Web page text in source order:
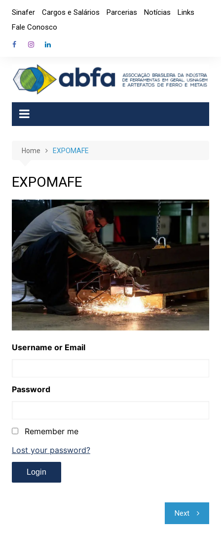
content
Sinafer Cargos e Salários Parcerias Notícias
Links
Fale Conosco
Home EXPOMAFE
EXPOMAFE
Username or Email
Password
Remember me
Lost your password?
Next